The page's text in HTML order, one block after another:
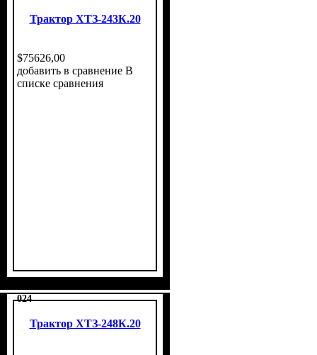
Трактор ХТЗ-243К.20
$75626,00
добавить в сравнение В
списке сравнения
024
Трактор ХТЗ-248К.20